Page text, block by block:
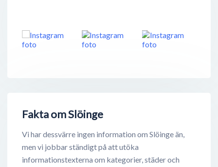
Fakta om Slöinge
Vi har dessvärre ingen information om Slöinge än,
men vi jobbar ständigt på att utöka
informationstexterna om kategorier, städer och